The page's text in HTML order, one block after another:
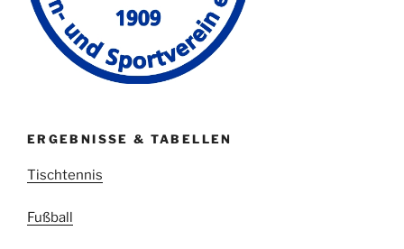
ERGEBNISSE & TABELLEN
Tischtennis
Fußball